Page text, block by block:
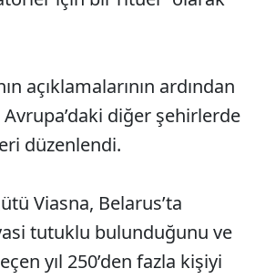
açıklamalarının ardından
diğer şehirlerde
düzenlendi.
Viasna, Belarus’ta
tutuklu bulunduğunu ve
yıl 250’den fazla kişiyi